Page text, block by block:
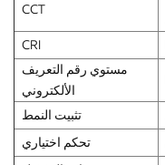
CCT
CRI
مستوي رقم التعريف
الألكتروني
تثبيت النمط
تحكم اختياري